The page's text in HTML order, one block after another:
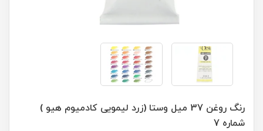
رنگ روغن 37 میل وستا (زرد لیمویی کادمیوم هیو )
شماره 7